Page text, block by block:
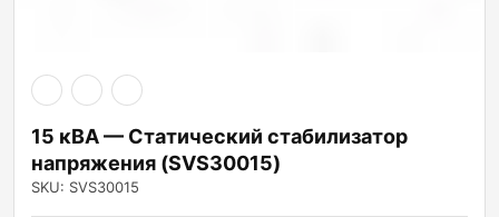
15 кВА — Статический стабилизатор
напряжения (SVS30015)
SKU: SVS30015